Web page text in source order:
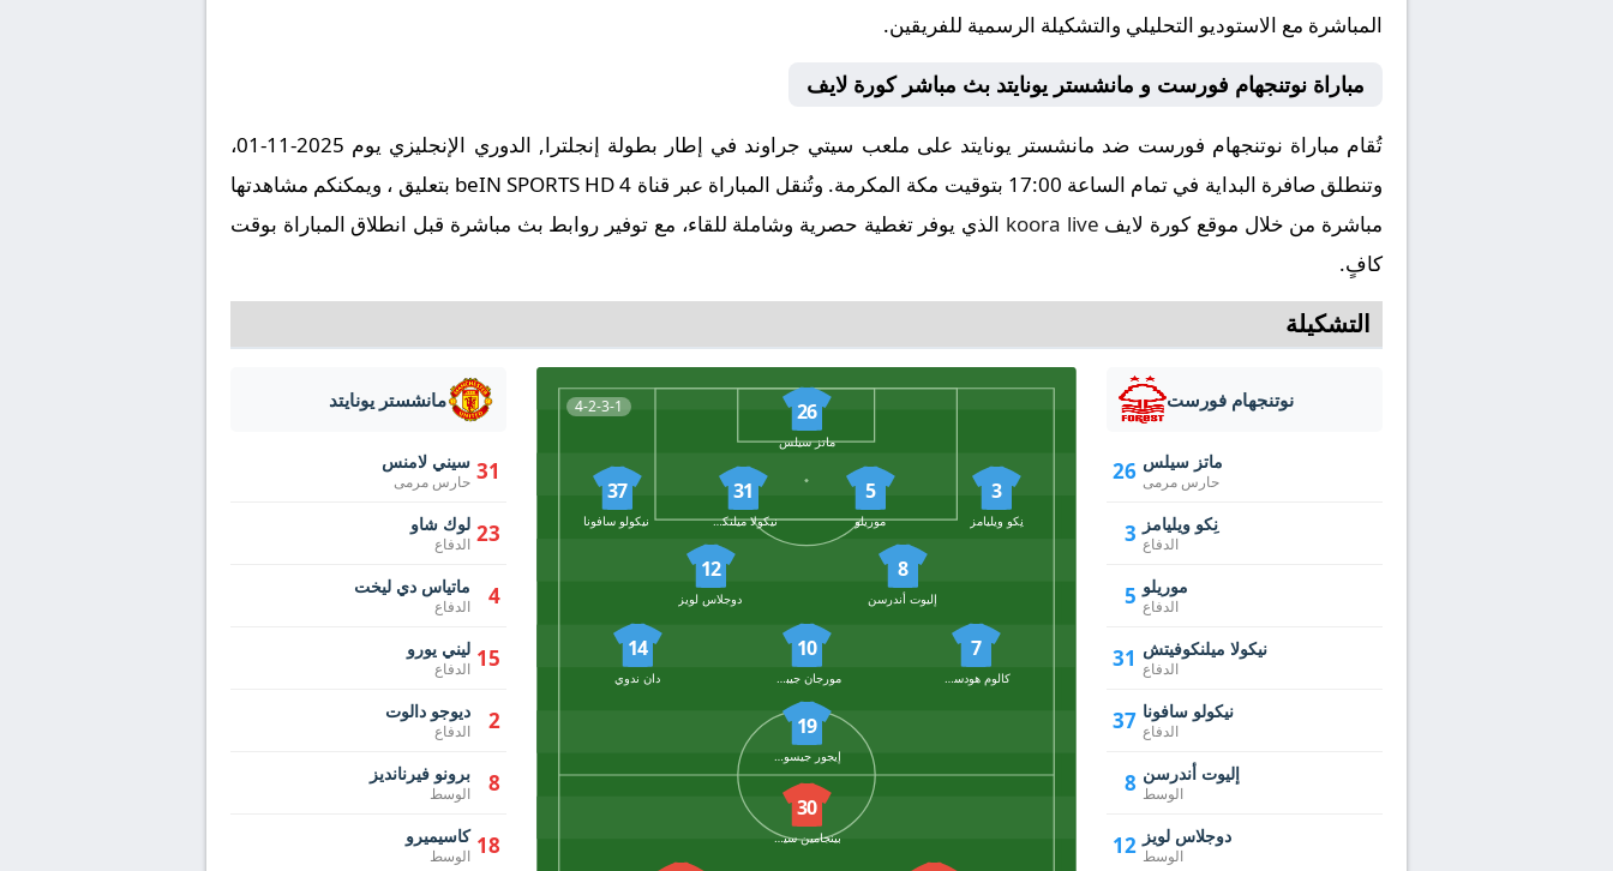
المباشرة مع الاستوديو التحليلي والتشكيلة الرسمية للفريقين.
مباراة نوتنجهام فورست و مانشستر يونايتد بث مباشر كورة لايف
تُقام مباراة نوتنجهام فورست ضد مانشستر يونايتد على ملعب سيتي جراوند في إطار بطولة إنجلترا, الدوري الإنجليزي يوم 2025-11-01،
وتنطلق صافرة البداية في تمام الساعة 17:00 بتوقيت مكة المكرمة. وتُنقل المباراة عبر قناة beIN SPORTS HD 4 بتعليق ، ويمكنكم مشاهدتها
مباشرة من خلال موقع كورة لايف koora live الذي يوفر تغطية حصرية وشاملة للقاء، مع توفير روابط بث مباشرة قبل انطلاق المباراة بوقت
كافٍ.
التشكيلة
4-2-3-1 26
ماتز سيلس
3
نِكو ويليامز
5
موريلو
31
نيكولا ميلنكوفيتش
37
نيكولو سافونا
8
إليوت أندرسن
12
دوجلاس لويز
7
10
14
دان ندوي
19
إيجور جيسوس
30
بينجامين سيسكو
نوتنجهام فورست
26 ماتز سيلس
حارس مرمى
3 نِكو ويليامز
الدفاع
5 موريلو
الدفاع
31 نيكولا ميلنكوفيتش
الدفاع
37 نيكولو سافونا
الدفاع
8 إليوت أندرسن
الوسط
12 دوجلاس لويز
الوسط
مانشستر يونايتد
31 سيني لامنس
حارس مرمى
23 لوك شاو
الدفاع
4 ماتياس دي ليخت
الدفاع
15 ليني يورو
الدفاع
2 ديوجو دالوت
الدفاع
8 برونو فيرنانديز
الوسط
18 كاسيميرو
الوسط